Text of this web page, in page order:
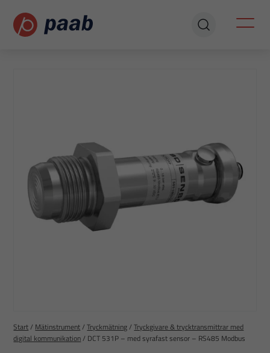
Start/ Mätinstrument/Tryckmätning/Tryckgivare & trycktransmittrar med
digital kommunikation/ DCT 531P – med syrafast sensor – RS485 Modbus